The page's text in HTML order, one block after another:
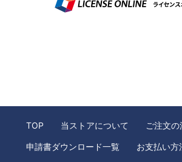
TOP 当ストアについて ご注文の
申請書ダウンロード一覧 お支払い方